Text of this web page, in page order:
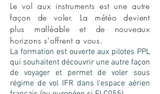
Le vol aux instruments est une autre
façon de voler. La météo devient
plus malléable et de nouveaux
horizons s'offrent a vous.
La formation est ouverte aux pilotes PPL
qui souhaitent découvrir une autre façon
de voyager et permet de voler sous
régime de vol IFR dans l'espace aérien